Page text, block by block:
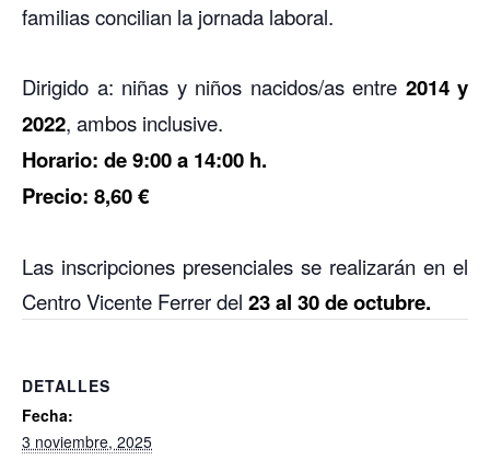
familias concilian la jornada laboral.
Dirigido a: niñas y niños nacidos/as entre 2014 y
2022, ambos inclusive.
Horario: de 9:00 a 14:00 h.
Precio: 8,60 €
Las inscripciones presenciales se realizarán en el
Centro Vicente Ferrer del 23 al 30 de octubre.
DETALLES
Fecha:
3 noviembre, 2025